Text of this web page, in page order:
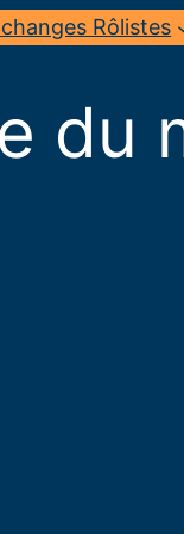
Rôlistes
du